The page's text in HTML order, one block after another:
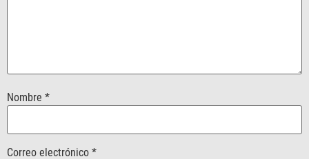
Nombre *
Correo electrónico *